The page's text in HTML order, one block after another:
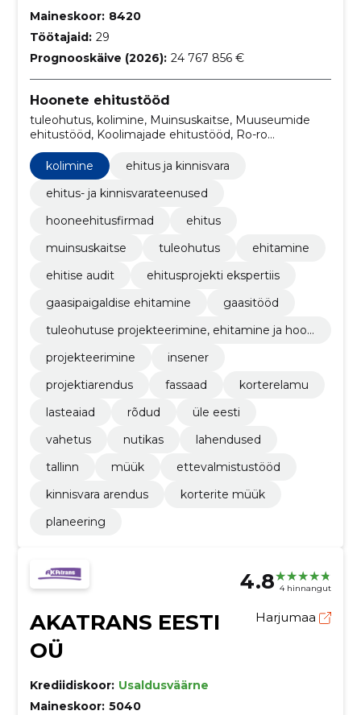
Maineskoor: 8420
Töötajaid: 29
Prognooskäive (2026): 24 767 856 €
Hoonete ehitustööd
tuleohutus, kolimine, Muinsuskaitse, Muuseumide
ehitustööd, Koolimajade ehitustööd, Ro-ro
reisiparvlaevade sadamahoonete ehitustööd,
Arhitektuuri-, insener-tehnilise projekteerimise ja
planeerimisteenused, Spordirajatiste ehitustööd,
Kliinikute ehitustööd, Haridus- ja teadustööga seotud
kolimine
ehitus ja kinnisvara
ehitus- ja kinnisvarateenused
hooneehitusfirmad
ehitus
muinsuskaitse
tuleohutus
ehitamine
ehitise audit
ehitusprojekti ekspertiis
gaasipaigaldise ehitamine
gaasitööd
tuleohutuse projekteerimine, ehitamine ja hool
projekteerimine
insener
projektiarendus
fassaad
korterelamu
lasteaiad
rõdud
üle eesti
vahetus
nutikas
lahendused
tallinn
müük
ettevalmistustööd
kinnisvara arendus
korterite müük
planeering
4.8 4 hinnangut
AKATRANS EESTI
OÜ
Harjumaa
Krediidiskoor: Usaldusväärne
Maineskoor: 5040